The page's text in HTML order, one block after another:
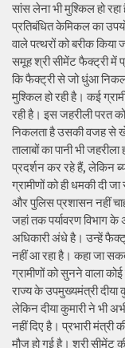
सांस लेना भी मुश्किल हो
प्रतिबंधित केमिकल का
वाले पत्थरों को बरीक
समूह श्री सीमेंट फैक्ट्री में
कि फैक्ट्री से जो धुंआ
मुश्किल हो रही है। कई
रही है। इस जहरीली परत
निकलता है उसकी वजह से
तालाबों का पानी भी
प्रदर्शन कर रहे हैं, लेकिन
ग्रामीणों को ही धमकी दी
और पुलिस प्रशासन नहीं
जहां तक पर्यावरण विभाग के
अधिकारी अंधे है। उन्हें
नहीं आ रहा है। कहा जा
ग्रामीणों को सुनने वाला
राज्य के उपमुख्यमंत्री दीया
लेकिन दीया कुमारी ने भी
नहीं दिए है। प्रभारी
मौज हो गई है। श्री सीमेंट